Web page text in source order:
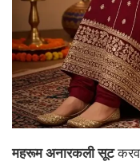
महरूम अनारकली सूट